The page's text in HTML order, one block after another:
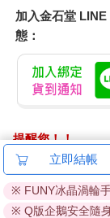
加入金石堂
態：
提醒您！！
金石堂及銀行均
ATM提款機，請
退換貨須知：
立即結帳
※ FUNY冰晶渦輪
※ Q版企鵝安全隨